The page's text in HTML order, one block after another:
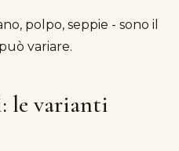
polpo, seppie - sono il
variare.
le varianti